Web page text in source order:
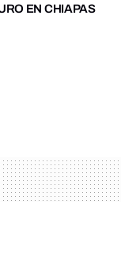
EN CHIAPAS